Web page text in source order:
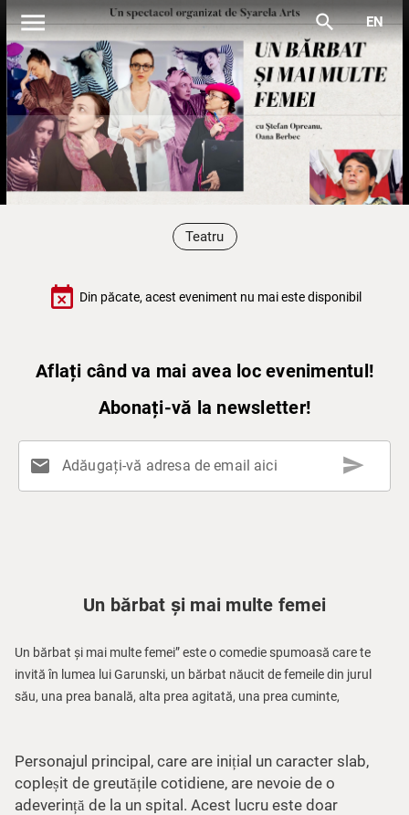
menu search EN
Teatru
event_busy Din păcate, acest eveniment nu mai este disponibil
Aflați când va mai avea loc evenimentul!
Abonați-vă la newsletter!
mail Adăugați-vă adresa de email aici send
Un bărbat și mai multe femei
Un bărbat și mai multe femei” este o comedie spumoasă care te
invită în lumea lui Garunski, un bărbat năucit de femeile din jurul
său, una prea banală, alta prea agitată, una prea cuminte,
Personajul principal, care are inițial un caracter slab,
copleșit de greutățile cotidiene, are nevoie de o
adeverință de la un spital. Acest lucru este doar